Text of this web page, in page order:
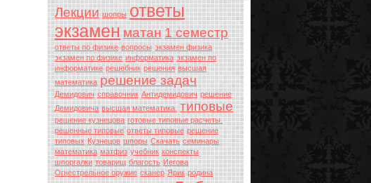
Лекции шопры ответы
экзаменматан1 семестр
ответы по физике вопросы экзамен физика
экзамен по физике информатика экзамен по
информатике решебник решения высшая
математика решение задач
Демидович справочник Антидемидович решение
Демидовича высшая математика. типовые
решение кузнецова готовые типовые расчеты.
решенные типовые ответы типовые решение
типовых Кузнецов шпоры Скачать семинары
математика матфиз учебник конспекты
шпоргалки товарищ благость Иегова
Огнестрельное оружие сканер Ярик родина